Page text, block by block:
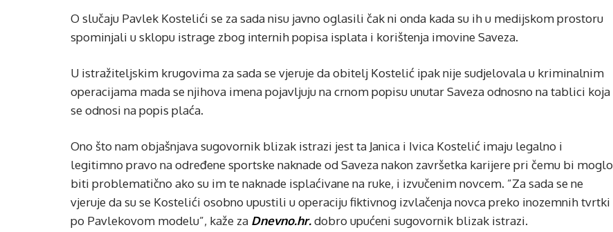
O slučaju Pavlek Kostelići se za sada nisu javno oglasili čak ni onda kada su ih u medijskom prostoru
spominjali u sklopu istrage zbog internih popisa isplata i korištenja imovine Saveza.
U istražiteljskim krugovima za sada se vjeruje da obitelj Kostelić ipak nije sudjelovala u kriminalnim
operacijama mada se njihova imena pojavljuju na crnom popisu unutar Saveza odnosno na tablici koja
se odnosi na popis plaća.
Ono što nam objašnjava sugovornik blizak istrazi jest ta Janica i Ivica Kostelić imaju legalno i
legitimno pravo na određene sportske naknade od Saveza nakon završetka karijere pri čemu bi moglo
biti problematično ako su im te naknade isplaćivane na ruke, i izvučenim novcem. ”Za sada se ne
vjeruje da su se Kostelići osobno upustili u operaciju fiktivnog izvlačenja novca preko inozemnih tvrtki
po Pavlekovom modelu”, kaže za Dnevno.hr.dobro upućeni sugovornik blizak istrazi.